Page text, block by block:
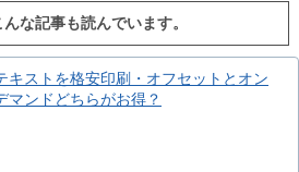
な記事も読んでいます。
キストを格安印刷・オフセットとオン
マンドどちらがお得？